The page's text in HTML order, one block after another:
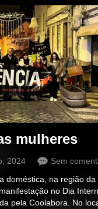
mulheres
2024
Sem
doméstica, na região
no Dia
pela Coolabora. No